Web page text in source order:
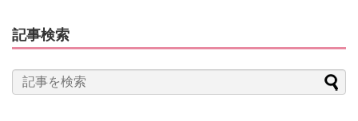
記事検索